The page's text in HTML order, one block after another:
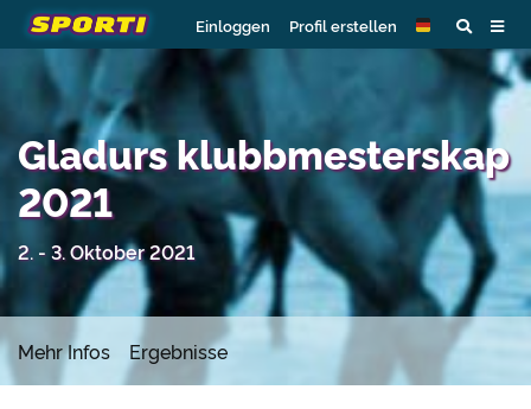
Einloggen Profil erstellen
Gladurs klubbmesterskap
2021
2. - 3. Oktober 2021
Mehr Infos Ergebnisse